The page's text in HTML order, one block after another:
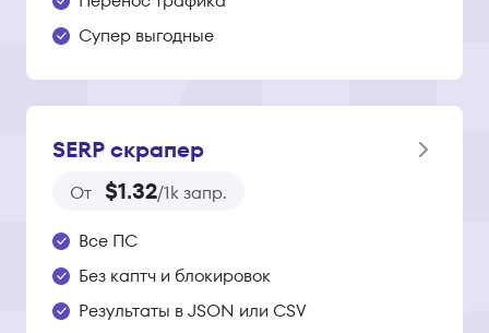
Супер выгодные
SERP скрапер
От $1.32/1k запр.
Все ПС
Без каптч и блокировок
Результаты в JSON или CSV